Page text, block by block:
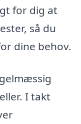
for dig at
så du
dine behov.
I takt